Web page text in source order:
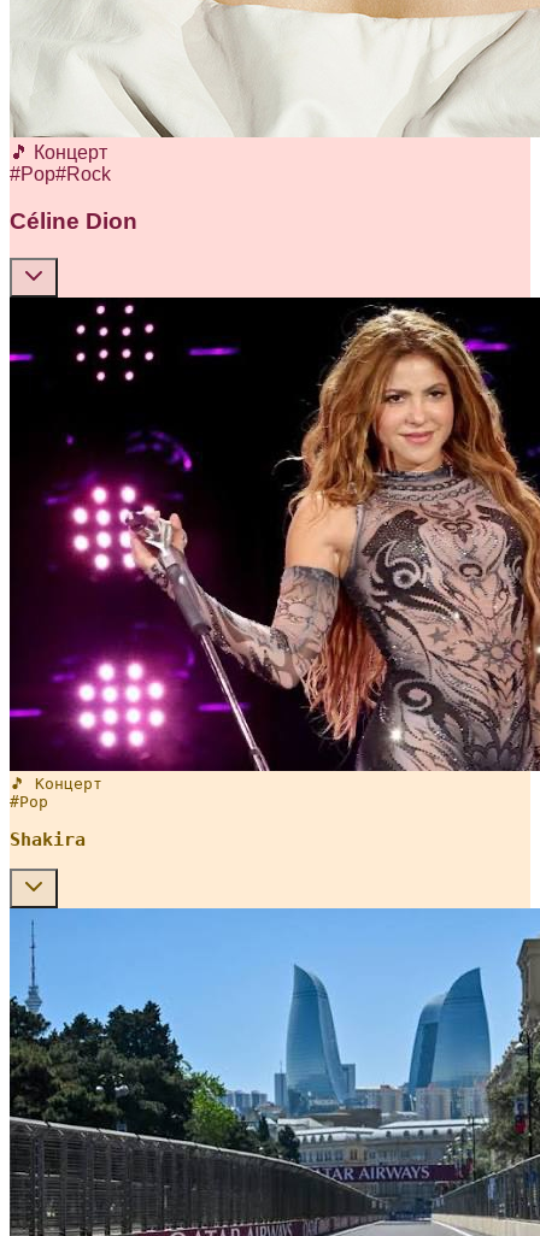
🎵 Концерт
#Pop#Rock
Céline Dion
🎵 Концерт
#Pop
Shakira